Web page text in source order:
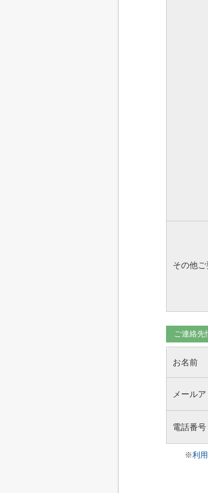
その他ご
ご連絡先
お名前
メール
電話番号
※利